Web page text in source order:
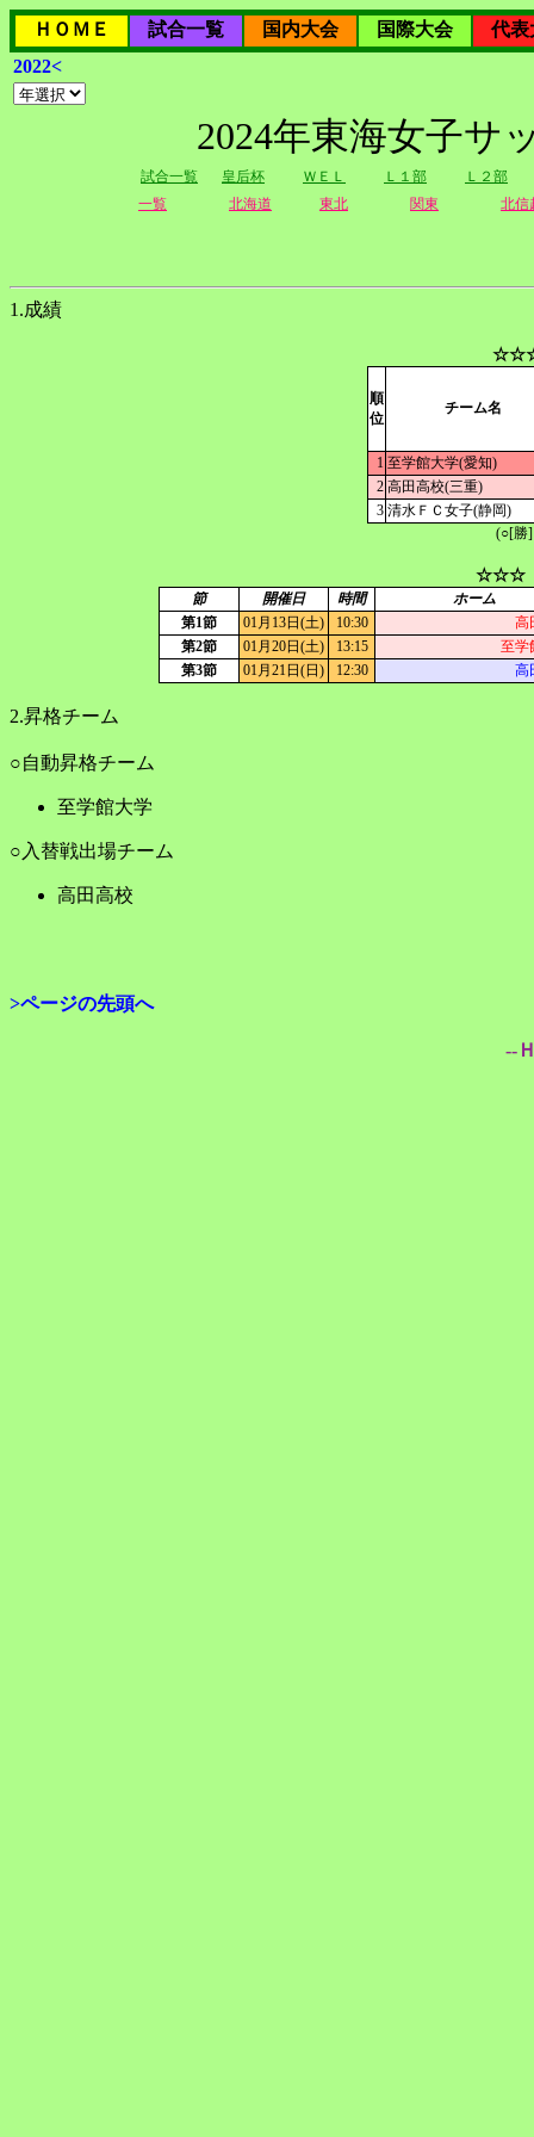
ＨＯＭＥ 試合一覧 国内大会 国際大会
代表
2022<
2024年東海女子サ
試合一覧 皇后杯 ＷＥＬ Ｌ１部
Ｌ２部
一覧
北海道 東北 関東 北信
1.成績
順
位
チーム名
1 至学館大学(愛知)
2 高田高校(三重)
3 清水ＦＣ女子(静岡)
(○[勝
☆☆☆
節 開催日 時間
ホーム
第1節
01月13日(土) 10:30
高
第2節
01月20日(土) 13:15
至学
第3節
01月21日(日) 12:30 高
2.昇格チーム
○自動昇格チーム
至学館大学
○入替戦出場チーム
高田高校
>ページの先頭へ
--